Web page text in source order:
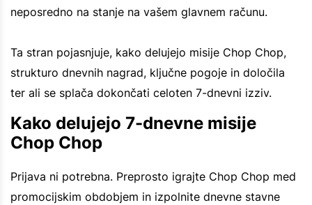
neposredno na stanje na vašem glavnem računu.
Ta stran pojasnjuje, kako delujejo misije Chop Chop,
strukturo dnevnih nagrad, ključne pogoje in določila
ter ali se splača dokončati celoten 7-dnevni izziv.
Kako delujejo 7-dnevne misije
Chop Chop
Prijava ni potrebna. Preprosto igrajte Chop Chop med
promocijskim obdobjem in izpolnite dnevne stavne